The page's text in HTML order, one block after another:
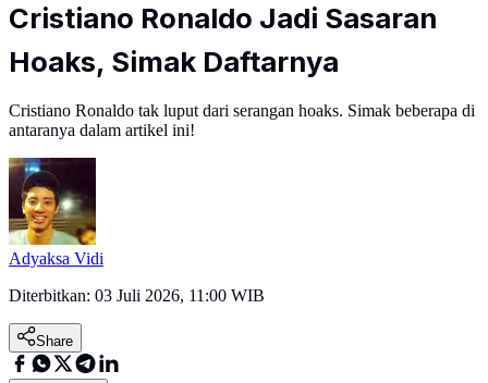
Cristiano Ronaldo Jadi Sasaran
Hoaks, Simak Daftarnya
Cristiano Ronaldo tak luput dari serangan hoaks. Simak beberapa di
antaranya dalam artikel ini!
Adyaksa Vidi
Diterbitkan: 03 Juli 2026, 11:00 WIB
Share